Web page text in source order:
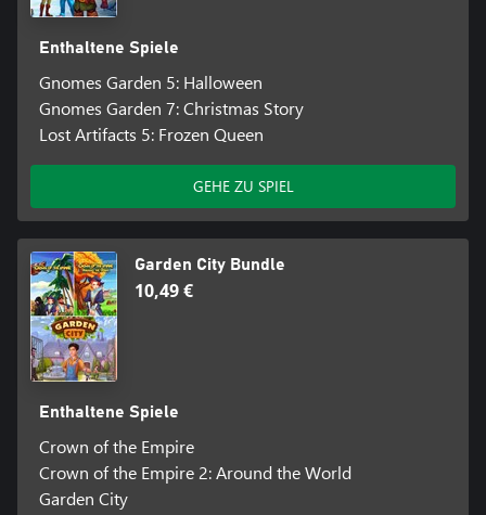
Enthaltene Spiele
Gnomes Garden 5: Halloween
Gnomes Garden 7: Christmas Story
Lost Artifacts 5: Frozen Queen
GEHE ZU SPIEL
Garden City Bundle
10,49 €
Enthaltene Spiele
Crown of the Empire
Crown of the Empire 2: Around the World
Garden City